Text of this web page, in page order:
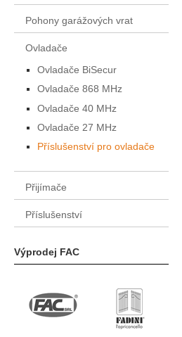
Pohony garážových vrat
Ovladače
Ovladače BiSecur
Ovladače 868 MHz
Ovladače 40 MHz
Ovladače 27 MHz
Příslušenství pro ovladače
Přijímače
Příslušenství
Výprodej FAC